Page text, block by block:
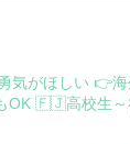
気がほしい 👉海
OK 🇫🇯高校生～